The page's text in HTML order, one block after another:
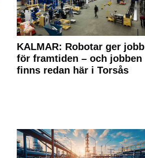
KALMAR: Robotar ger jobb
för framtiden – och jobben
finns redan här i Torsås